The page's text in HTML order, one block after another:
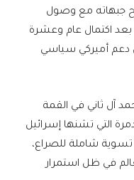
جبهاته مع وصول
بعد اكتمال عام وعشرة
دعم أميركي سياسي
آل ثاني في القمة
التي تشنها إسرائيل
تسوية شاملة للصراع،
في ظل استمرار